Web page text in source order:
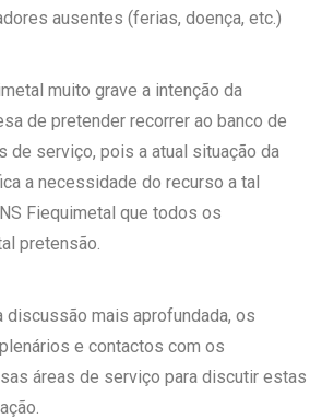
ausentes (ferias, doença, etc.)
muito grave a intenção da
de pretender recorrer ao banco de
de serviço, pois a atual situação da
a necessidade do recurso a tal
Fiequimetal que todos os
pretensão.
discussão mais aprofundada, os
e contactos com os
áreas de serviço para discutir estas